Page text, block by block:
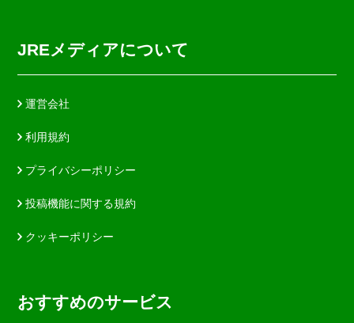
JREメディアについて
運営会社
利用規約
プライバシーポリシー
投稿機能に関する規約
クッキーポリシー
おすすめのサービス